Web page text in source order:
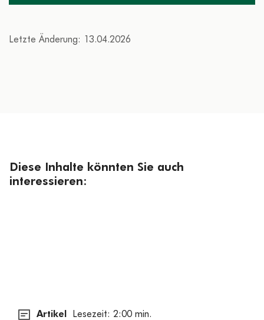
Letzte Änderung: 13.04.2026
Diese Inhalte könnten Sie auch
interessieren:
Artikel Lesezeit: 2:00 min.